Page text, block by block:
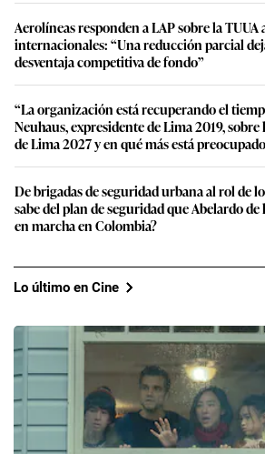
Aerolíneas responden a LAP sobre la TUUA
internacionales: “Una reducción parcial
desventaja competitiva de fondo”
“La organización está recuperando el
Neuhaus, expresidente de Lima 2019,
de Lima 2027 y en qué más está
De brigadas de seguridad urbana al rol de
sabe del plan de seguridad que Abelardo
en marcha en Colombia?
Lo último en Cine